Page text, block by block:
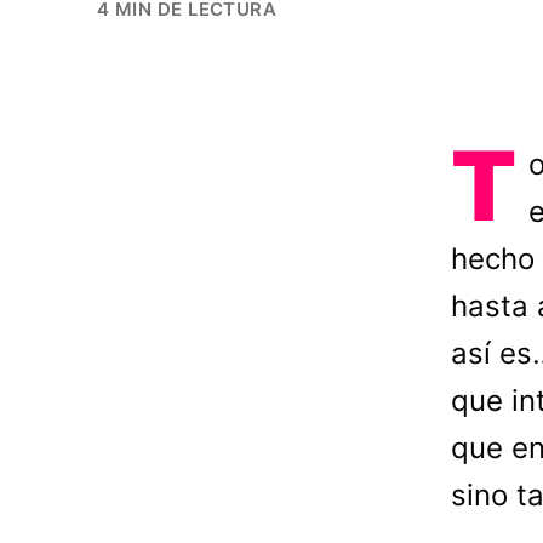
4 MIN DE LECTURA
T
hasta
así
que
que
sino